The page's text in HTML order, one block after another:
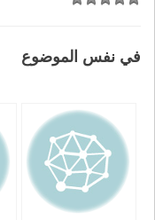
في نفس الموضوع